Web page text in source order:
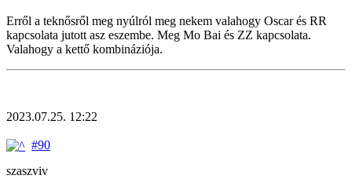
Erről a teknősről meg nyúlról meg nekem valahogy Oscar és RR
kapcsolata jutott asz eszembe. Meg Mo Bai és ZZ kapcsolata.
Valahogy a kettő kombináziója.
2023.07.25. 12:22
#90
szaszviv